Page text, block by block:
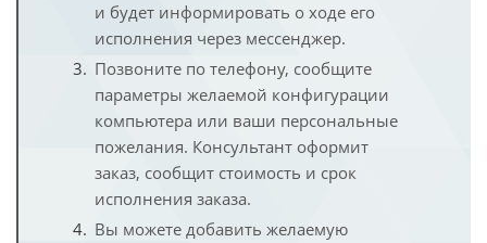
и будет информировать о ходе его
исполнения через мессенджер.
Позвоните по телефону, сообщите
параметры желаемой конфигурации
компьютера или ваши персональные
пожелания. Консультант оформит
заказ, сообщит стоимость и срок
исполнения заказа.
Вы можете добавить желаемую